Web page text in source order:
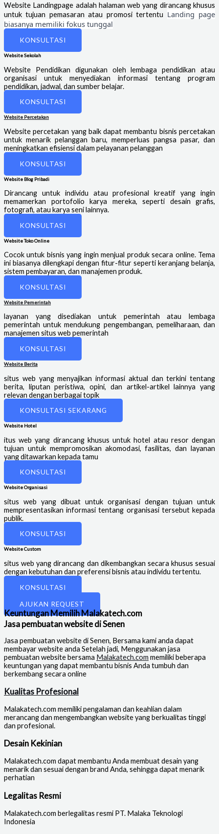
Website Landingpage adalah halaman web yang dirancang khusus
untuk tujuan pemasaran atau promosi tertentu Landing page
biasanya memiliki fokus tunggal
KONSULTASI
Website Sekolah
Website Pendidikan digunakan oleh lembaga pendidikan atau
organisasi untuk menyediakan informasi tentang program
pendidikan, jadwal, dan sumber belajar.
KONSULTASI
Website Percetakan
Website percetakan yang baik dapat membantu bisnis percetakan
untuk menarik pelanggan baru, memperluas pangsa pasar, dan
meningkatkan efisiensi dalam pelayanan pelanggan
KONSULTASI
Website Blog Pribadi
Dirancang untuk individu atau profesional kreatif yang ingin
memamerkan portofolio karya mereka, seperti desain grafis,
fotografi, atau karya seni lainnya.
KONSULTASI
Website Toko Online
Cocok untuk bisnis yang ingin menjual produk secara online. Tema
ini biasanya dilengkapi dengan fitur-fitur seperti keranjang belanja,
sistem pembayaran, dan manajemen produk.
KONSULTASI
Website Pemerintah
layanan yang disediakan untuk pemerintah atau lembaga
pemerintah untuk mendukung pengembangan, pemeliharaan, dan
manajemen situs web pemerintah
KONSULTASI
Website Berita
situs web yang menyajikan informasi aktual dan terkini tentang
berita, liputan peristiwa, opini, dan artikel-artikel lainnya yang
relevan dengan berbagai topik
KONSULTASI SEKARANG
Website Hotel
itus web yang dirancang khusus untuk hotel atau resor dengan
tujuan untuk mempromosikan akomodasi, fasilitas, dan layanan
yang ditawarkan kepada tamu
KONSULTASI
Website Organisasi
situs web yang dibuat untuk organisasi dengan tujuan untuk
mempresentasikan informasi tentang organisasi tersebut kepada
publik.
KONSULTASI
Website Custom
situs web yang dirancang dan dikembangkan secara khusus sesuai
dengan kebutuhan dan preferensi bisnis atau individu tertentu.
KONSULTASI
AJUKAN REQUEST
Keuntungan Memilih Malakatech.com
Jasa pembuatan website di Senen
Jasa pembuatan website di Senen, Bersama kami anda dapat
membayar website anda Setelah jadi, Menggunakan jasa
pembuatan website bersama Malakatech.com memiliki beberapa
keuntungan yang dapat membantu bisnis Anda tumbuh dan
berkembang secara online
Kualitas Profesional
Malakatech.com memiliki pengalaman dan keahlian dalam
merancang dan mengembangkan website yang berkualitas tinggi
dan profesional.
Desain Kekinian
Malakatech.com dapat membantu Anda membuat desain yang
menarik dan sesuai dengan brand Anda, sehingga dapat menarik
perhatian
Legalitas Resmi
Malakatech.com berlegalitas resmi PT. Malaka Teknologi
Indonesia